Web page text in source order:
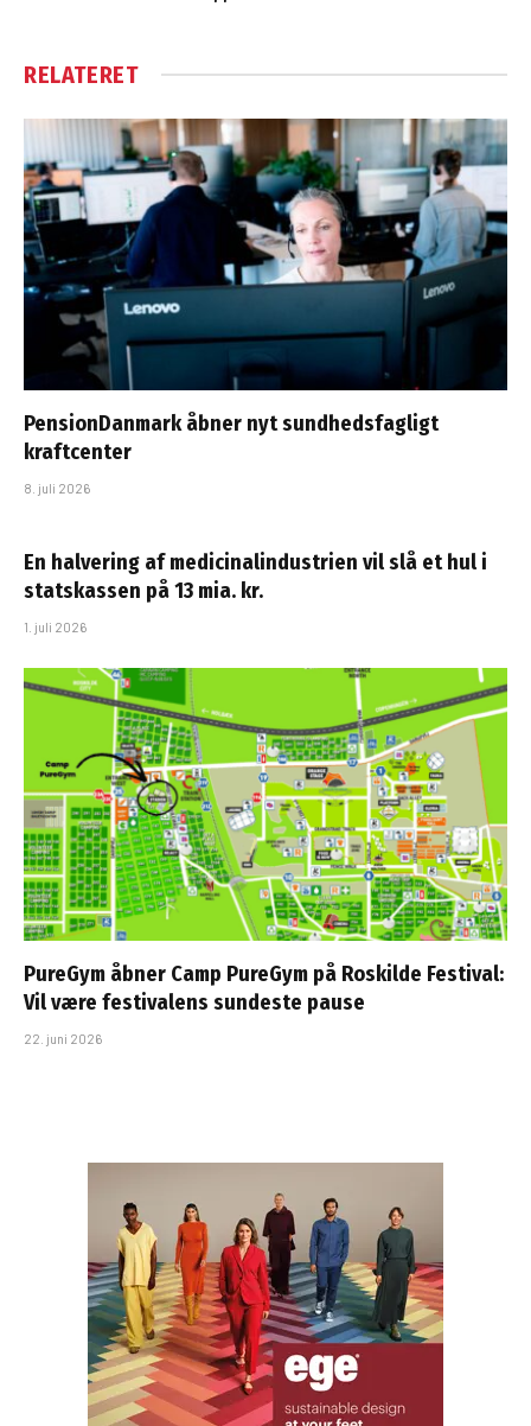
RELATERET
PensionDanmark åbner nyt sundhedsfagligt
kraftcenter
8. juli 2026
En halvering af medicinalindustrien vil slå et hul i
statskassen på 13 mia. kr.
1. juli 2026
PureGym åbner Camp PureGym på Roskilde Festival:
Vil være festivalens sundeste pause
22. juni 2026